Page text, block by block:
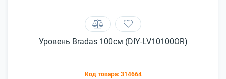
Уровень Bradas 100см (DIY-LV10100OR)
Код товара: 314664